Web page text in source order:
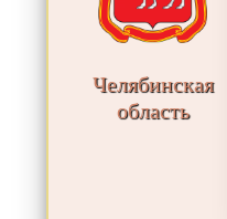
Челябинская
область